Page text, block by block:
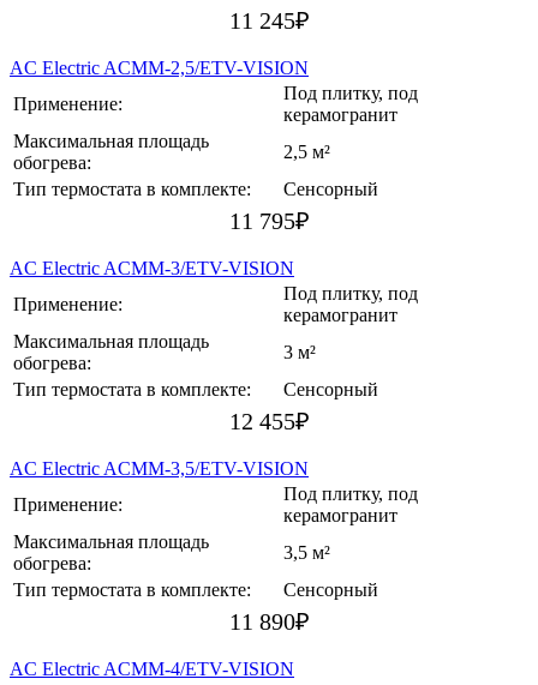
11 245₽
AC Electric ACMM-2,5/ETV-VISION
Применение:
Под плитку, под
керамогранит
Максимальная площадь
обогрева:
2,5 м²
Тип термостата в комплекте:
Сенсорный
11 795₽
AC Electric ACMM-3/ETV-VISION
Применение:
Под плитку, под
керамогранит
Максимальная площадь
обогрева:
3 м²
Тип термостата в комплекте:
Сенсорный
12 455₽
AC Electric ACMM-3,5/ETV-VISION
Применение:
Под плитку, под
керамогранит
Максимальная площадь
обогрева:
3,5 м²
Тип термостата в комплекте:
Сенсорный
11 890₽
AC Electric ACMM-4/ETV-VISION